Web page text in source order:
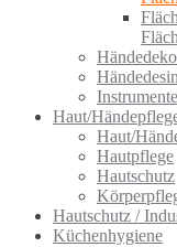
Haut/
Haut/
Hautpflege
Hautschutz
Hautschutz /
Küchenhygiene